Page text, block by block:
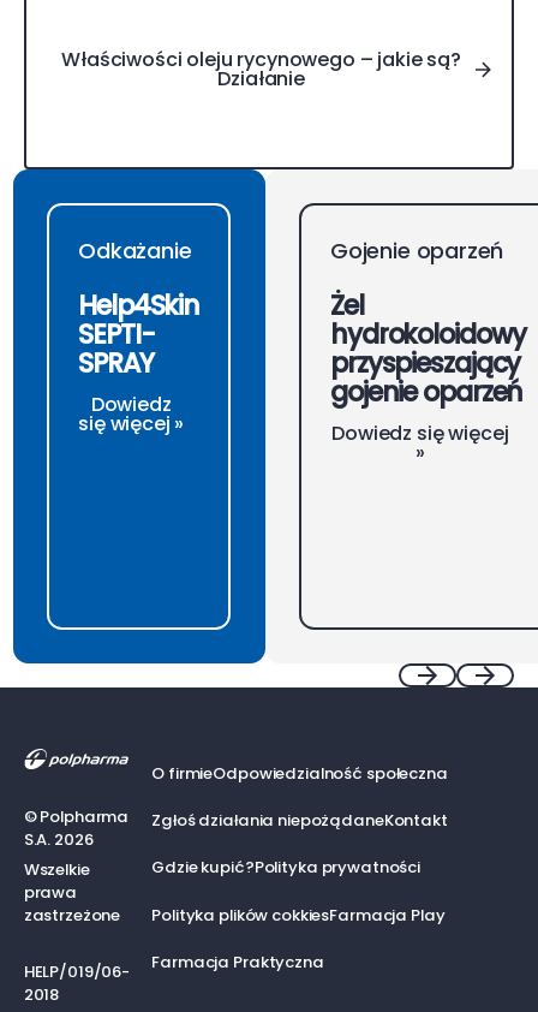
Właściwości oleju rycynowego – jakie są?
Działanie
Odkażanie
Help4Skin
SEPTI-
SPRAY
Dowiedz
się więcej »
Gojenie oparzeń
Żel
hydrokoloidowy
przyspieszający
gojenie oparzeń
Dowiedz się więcej
»
©Polpharma
S.A. 2026
Wszelkie
prawa
zastrzeżone
HELP/019/06-
2018
O firmieOdpowiedzialność społeczna
Zgłoś działania niepożądaneKontakt
Gdzie kupić?Polityka prywatności
Polityka plików cokkiesFarmacja Play
Farmacja Praktyczna